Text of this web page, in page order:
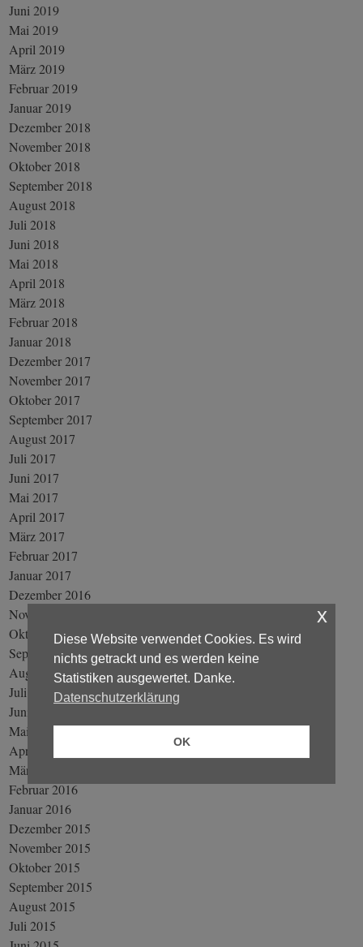
Juni 2019
Mai 2019
April 2019
März 2019
Februar 2019
Januar 2019
Dezember 2018
November 2018
Oktober 2018
September 2018
August 2018
Juli 2018
Juni 2018
Mai 2018
April 2018
März 2018
Februar 2018
Januar 2018
Dezember 2017
November 2017
Oktober 2017
September 2017
August 2017
Juli 2017
Juni 2017
Mai 2017
April 2017
März 2017
Februar 2017
Januar 2017
Dezember 2016
November 2016
Oktober 2016
September 2016
August 2016
Juli 2016
Juni 2016
Mai 2016
April 2016
März 2016
Februar 2016
Januar 2016
Dezember 2015
November 2015
Oktober 2015
September 2015
August 2015
Juli 2015
Diese Website verwendet Cookies. Es wird
nichts getrackt und es werden keine
Statistiken ausgewertet. Danke.
Datenschutzerklärung
OK
x